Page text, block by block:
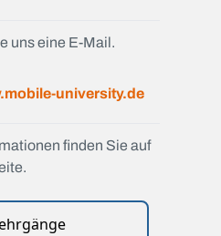
uns eine E-Mail.
university.de
finden Sie auf